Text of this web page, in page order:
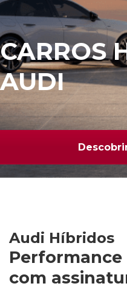
CARROS
AUDI
Audi Híbridos
Performance
com